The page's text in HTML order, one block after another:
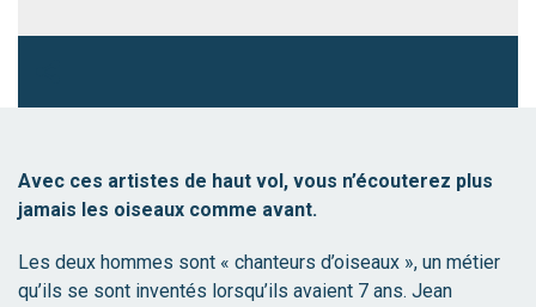
Avec ces artistes de haut vol, vous n’écouterez plus
jamais les oiseaux comme avant.
Les deux hommes sont « chanteurs d’oiseaux », un métier
qu’ils se sont inventés lorsqu’ils avaient 7 ans. Jean